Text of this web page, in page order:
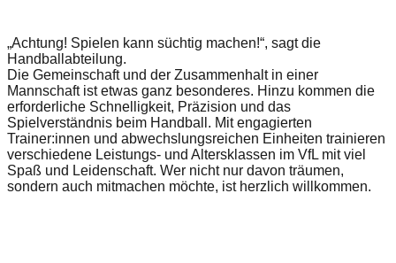
„Achtung! Spielen kann süchtig machen!“, sagt die
Handballabteilung.
Die Gemeinschaft und der Zusammenhalt in einer
Mannschaft ist etwas ganz besonderes. Hinzu kommen die
erforderliche Schnelligkeit, Präzision und das
Spielverständnis beim Handball. Mit engagierten
Trainer:innen und abwechslungsreichen Einheiten trainieren
verschiedene Leistungs- und Altersklassen im VfL mit viel
Spaß und Leidenschaft. Wer nicht nur davon träumen,
sondern auch mitmachen möchte, ist herzlich willkommen.